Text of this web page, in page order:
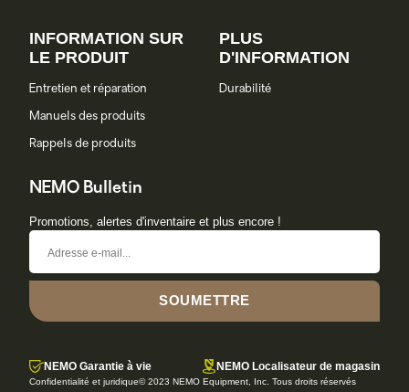
INFORMATION SUR
LE PRODUIT
Entretien et réparation
Manuels des produits
Rappels de produits
PLUS
D'INFORMATION
Durabilité
NEMO Bulletin
Promotions, alertes d'inventaire et plus encore !
SOUMETTRE
NEMO Garantie à vie NEMO Localisateur de magasin
Confidentialité et juridique© 2023 NEMO Equipment, Inc. Tous droits réservés